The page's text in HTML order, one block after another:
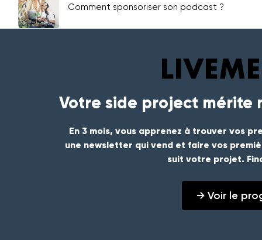
Comment sponsoriser son podcast ?
Votre side project mérite
En 3 mois, vous apprenez à trouver vos
une newsletter qui vend et faire vos
suit votre projet.
→ Voir le